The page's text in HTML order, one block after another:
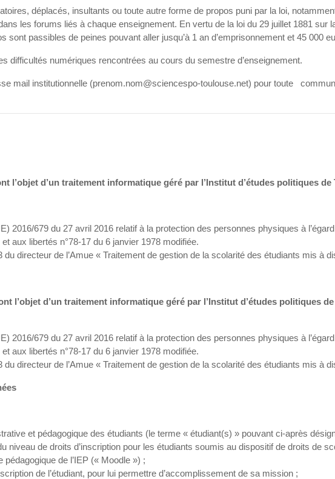
déplacés, insultants ou toute autre forme de propos puni par la loi,
les forums liés à chaque enseignement. En vertu de la loi du 29 juillet 1881
sont passibles de peines pouvant aller jusqu’à 1 an d’emprisonnement et 45 000
difficultés numériques rencontrées au cours du semestre d’enseignement.
mail institutionnelle (prenom.nom@sciencespo-toulouse.net) pour toute
l’objet d’un traitement informatique géré par l’Institut d’études politiques de
2016/679 du 27 avril 2016 relatif à la protection des personnes physiques à
aux libertés n°78-17 du 6 janvier 1978 modifiée.
du directeur de l’Amue « Traitement de gestion de la scolarité des étudiants mis à
l’objet d’un traitement informatique géré par l’Institut d’études politiques
2016/679 du 27 avril 2016 relatif à la protection des personnes physiques à
aux libertés n°78-17 du 6 janvier 1978 modifiée.
du directeur de l’Amue « Traitement de gestion de la scolarité des étudiants mis à
et pédagogique des étudiants (le terme « étudiant(s) » pouvant ci-après
niveau de droits d’inscription pour les étudiants soumis au dispositif de droits de
pédagogique de l’IEP (« Moodle ») ;
de l’étudiant, pour lui permettre d’accomplissement de sa mission ;